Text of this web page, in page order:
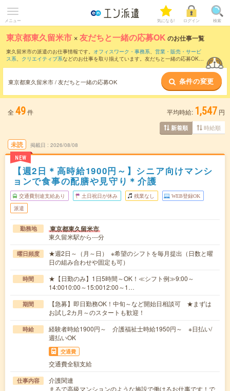
メニュー 気になる! ログイン 検索
東京都東久留米市 ×友だちと一緒の応募OK のお仕事一覧
東久留米市の派遣のお仕事情報です。 オフィスワーク・事務系、 営業・販売・サービ
ス系、 クリエイティブ系などのお仕事を取り揃えています。友だちと一緒の応募OKの
東京都東久留米市 / 友だちと一緒の応募OK 条件の変更
全 49件 平均時給: 1,547 円
新着順 時給順
未読
NEW
掲載日 2026/08/08
【週2日＊高時給1900円～】シニア向けマンシ
ョンで食事の配膳や見守り＊介護
交通費別途支給あり 土日祝日が休み 残業なし WEB登録OK
派遣
勤務地 東京都東久留米市
東久留米駅から---分
曜日頻度
★週2日～（月～日） ※希望のシフトを毎月提出（日数と曜
日の組み合わせや固定も可）
時間
★【日勤のみ】1日5時間～OK！≪シフト例≫9:00～
14:0010:00～15:0012:00～1…
期間
【急募】即日勤務OK！中旬～など開始日相談可 ★まずは
お試し2カ月～のスタートも歓迎！
時給
経験者時給1900円～ 介護福祉士時給1950円～ ※日払い/
週払いOK
交通費
交通費全額支給
仕事内容
介護関連
まるで高級マンションのような施設で働けるお仕事です！で